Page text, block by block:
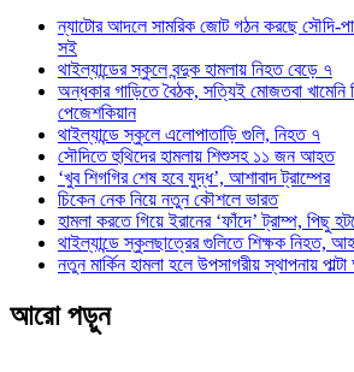
ন্যাটোর আদলে সামরিক জোট গঠন করছে
সই
থাইল্যান্ডের স্কুলে বন্দুক হামলায় নিহত বেড়ে ৭
অন্ধকার গাড়িতে বৈঠক, সত্যিই মোজতবা খামেনি
পেজেশকিয়ান
থাইল্যান্ডে স্কুলে এলোপাতাড়ি গুলি, নিহত ৭
সৌদিতে হুথিদের হামলায় শিশুসহ ১১ জন আহত
‘খুব শিগগির শেষ হবে যুদ্ধ’, আশাবাদ ট্রাম্পের
চিকেন নেক নিয়ে নতুন কৌশলে ভারত
হামলা করতে গিয়ে ইরানের ‘ফাঁদে’ ট্রাম্প, পিছু
থাইল্যান্ডে স্কুলছাত্রের গুলিতে শিক্ষক নিহত,
নতুন মার্কিন হামলা হলে উপসাগরীয় স্থাপনায়
আরো পড়ুন